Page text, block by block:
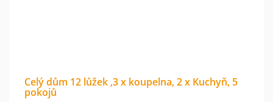
Celý dům 12 lůžek ,3 x koupelna, 2 x Kuchyň, 5
pokojů